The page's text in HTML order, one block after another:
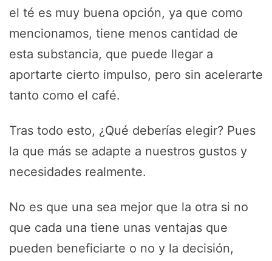
el té es muy buena opción, ya que como
mencionamos, tiene menos cantidad de
esta substancia, que puede llegar a
aportarte cierto impulso, pero sin acelerarte
tanto como el café.
Tras todo esto, ¿Qué deberías elegir? Pues
la que más se adapte a nuestros gustos y
necesidades realmente.
No es que una sea mejor que la otra si no
que cada una tiene unas ventajas que
pueden beneficiarte o no y la decisión,